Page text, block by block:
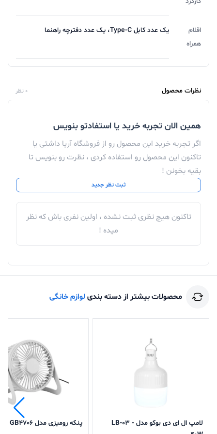
اقلام
همراه
یک عدد کابل Type-C، یک عدد دفترچه راهنما
نظرات محصول 0 نظر
همین الان تجربه خرید یا استفادتو بنویس
اگر تجربه خرید این محصول رو از فروشگاه آریا داشتی یا
تاکنون این محصول رو استفاده کردی ، نظرت رو بنویس تا
بقیه بخونن !
ثبت نظر جدید
تاکنون هیچ نظری ثبت نشده ، اولین نفری باش که نظر
میده !
محصولات بیشتر از دسته بندی لوازم خانگی
لامپ ال ای دی بوکو مدل - LB-03
پنکه رومیزی مدل GB4706